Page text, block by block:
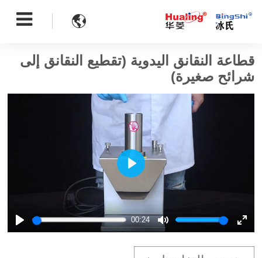

قطاعة النقانق اليدوية (تقطيع النقانق إلى
شرائح صغيرة)
Play
00:24
Mute
Play